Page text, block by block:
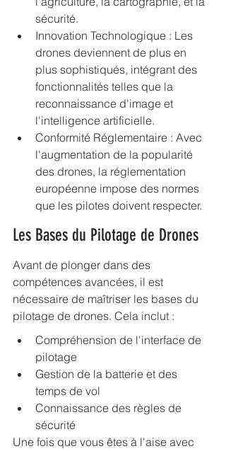
sécurité.
Innovation Technologique : Les
drones deviennent de plus en
plus sophistiqués, intégrant des
fonctionnalités telles que la
reconnaissance d'image et
l'intelligence artificielle.
Conformité Réglementaire : Avec
l'augmentation de la popularité
des drones, la réglementation
européenne impose des normes
que les pilotes doivent respecter.
Les Bases du Pilotage de Drones
Avant de plonger dans des
compétences avancées, il est
nécessaire de maîtriser les bases du
pilotage de drones. Cela inclut :
Compréhension de l'interface de
pilotage
Gestion de la batterie et des
temps de vol
Connaissance des règles de
sécurité
Une fois que vous êtes à l'aise avec